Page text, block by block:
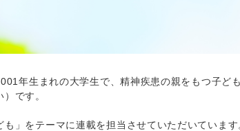
年生まれの大学生で、精神疾患の親をもつ子ど
です。
」をテーマに連載を担当させていただいていま